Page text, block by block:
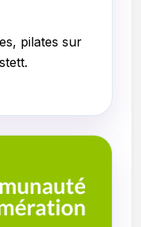
pilates sur